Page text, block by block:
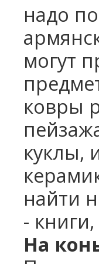
надо
могут
ковры
куклы,
найти
-
На